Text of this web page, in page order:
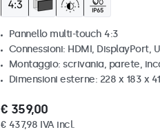
Pannello multi-touch 4:3
Connessioni: HDMI, DisplayPort,
Montaggio: scrivania, parete,
Dimensioni esterne: 228 x 183 x
€ 359,00
€ 437,98 IVA incl.